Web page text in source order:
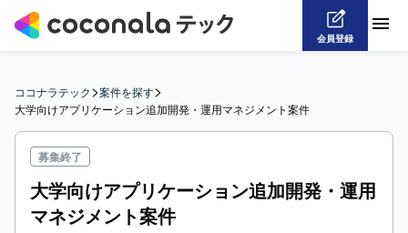
会員登録
ココナラテック>案件を探す>
大学向けアプリケーション追加開発・運用マネジメント案件
募集終了
大学向けアプリケーション追加開発・運用
マネジメント案件